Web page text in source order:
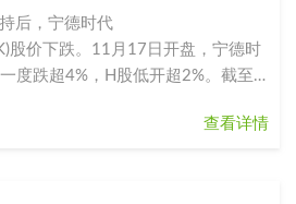
后，宁德时代
股价下跌。11月17日开盘，宁德时
度跌超4%，H股低开超2%。截至
查看详情